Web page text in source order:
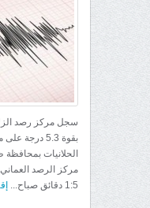
سجل مركز رصد
بقوة 5.3
الحلانيات
مركز الرصد
1:5 دقائق صباح...